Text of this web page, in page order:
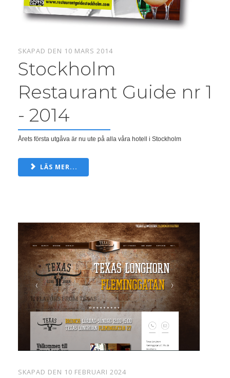
SKAPAD DEN 10 MARS 2014
Stockholm
Restaurant Guide nr 1
- 2014
Årets första utgåva är nu ute på alla våra hotell i Stockholm
LÄS MER...
SKAPAD DEN 10 FEBRUARI 2024